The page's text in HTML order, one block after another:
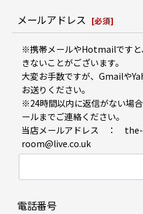
メールアドレス [必須]
※携帯メールやHotmailですと
きないことがございます。
大変お手数ですが、Gmailや
お送りください。
※24時間以内に返信がない場
ールまでご連絡ください。
当店メールアドレス ：
room@live.co.uk
電話番号